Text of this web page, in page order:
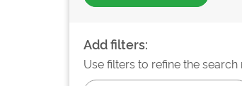
Add filters:
Use filters to refine the search